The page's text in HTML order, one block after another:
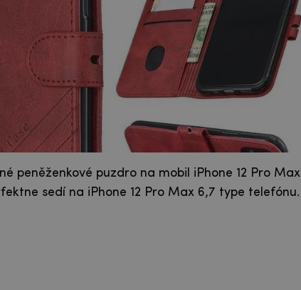
peněženkové puzdro na mobil iPhone 12 Pro Max
sedí na iPhone 12 Pro Max 6,7 type telefónu.